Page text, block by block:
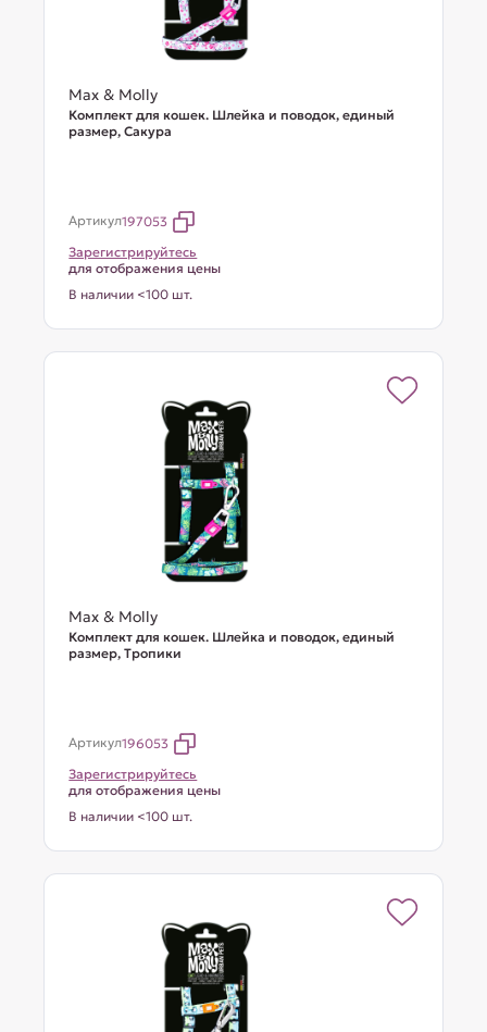
Max & Molly
Комплект для кошек. Шлейка и поводок, единый
размер, Сакура
Артикул197053
Зарегистрируйтесь
для отображения цены
В наличии <100 шт.
Max & Molly
Комплект для кошек. Шлейка и поводок, единый
размер, Тропики
Артикул196053
Зарегистрируйтесь
для отображения цены
В наличии <100 шт.